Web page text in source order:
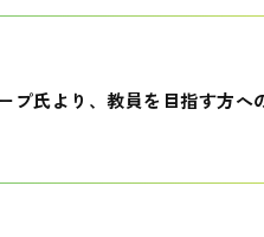
プ氏より、教員を目指す方